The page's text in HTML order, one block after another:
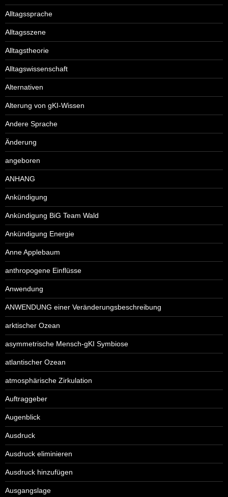
Alltagssprache
Alltagsszene
Alltagstheorie
Alltagswissenschaft
Alternativen
Alterung von gKI-Wissen
Andere Sprache
Änderung
angeboren
ANHANG
Ankündigung
Ankündigung BiG Team Wald
Ankündigung Energie
Anne Applebaum
anthropogene Einflüsse
Anwendung
ANWENDUNG einer Veränderungsbeschreibung
arktischer Ozean
asymmetrische Mensch-gKI Symbiose
atlantischer Ozean
atmosphärische Zirkulation
Auftraggeber
Augenblick
Ausdruck
Ausdruck eliminieren
Ausdruck hinzufügen
Ausgangslage